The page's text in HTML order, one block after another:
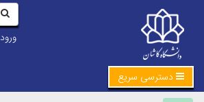
ورود
دسترسی سریع